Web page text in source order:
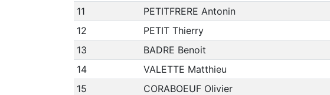
11
PETITFRERE Antonin
12
PETIT Thierry
13
BADRE Benoit
14
VALETTE Matthieu
15
CORABOEUF Olivier